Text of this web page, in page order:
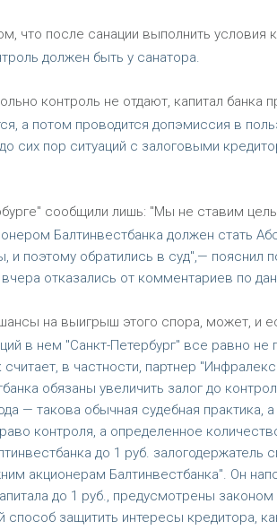
что после санации выполнить
должен быть у санатора.
контроль не отдают, капитал банка
а потом проводится допэмиссия в
сих пор ситуаций с залоговыми
сообщили лишь: "Мы не ставим
Балтинвестбанка должен стать
и поэтому обратились в суд",— пояснил
отказались от комментариев по
на выигрыш этого спора, может, и
в нем "Санкт-Петербург" все равно
в частности, партнер
обязаны увеличить залог до
— такова обычная судебная практика,
контроля, а определенное
до 1 руб.
акционерам Балтинвестбанка". Он
до 1 руб., предусмотрены
способ защитить интересы кредитора,